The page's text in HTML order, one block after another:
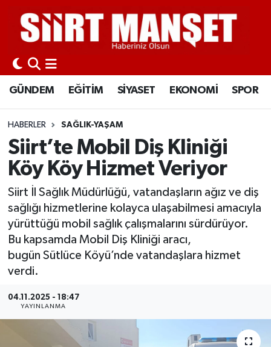
GÜNDEM EĞİTİM SİYASET EKONOMİ SPOR
HABERLER SAĞLIK-YAŞAM
Siirt’te Mobil Diş Kliniği
Köy Köy Hizmet Veriyor
Siirt İl Sağlık Müdürlüğü, vatandaşların ağız ve diş
sağlığı hizmetlerine kolayca ulaşabilmesi amacıyla
yürüttüğü mobil sağlık çalışmalarını sürdürüyor.
Bu kapsamda Mobil Diş Kliniği aracı,
bugün Sütlüce Köyü’nde vatandaşlara hizmet
verdi.
04.11.2025 - 18:47
YAYINLANMA
GÜNDEM
EĞİTİM
SİYASET
EKONOMİ
SPOR
İLÇELER
KÜLTÜR-SANAT
SAĞLIK-YAŞAM
Siirt Nöbetçi Eczaneler
Siirt Hava Durumu
Siirt Namaz Vakitleri
Siirt Trafik Yoğunluk Haritası
Süper Lig Puan Durumu ve Fikstür
Tüm Manşetler
Son Dakika Haberleri
Haber Arşivi